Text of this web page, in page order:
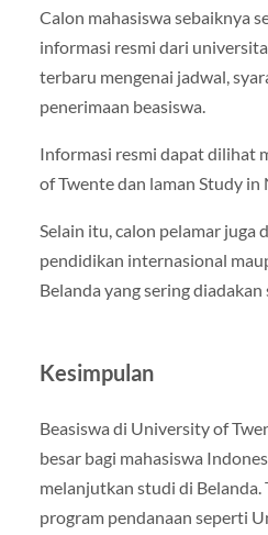
Calon mahasiswa sebaiknya
informasi resmi dari
terbaru mengenai jadwal,
penerimaan beasiswa.
Informasi resmi dapat dilihat
of Twente dan laman Study in
Selain itu, calon pelamar juga
pendidikan internasional
Belanda yang sering diadakan
Kesimpulan
Beasiswa di University of
besar bagi mahasiswa
melanjutkan studi di Belanda.
program pendanaan seperti